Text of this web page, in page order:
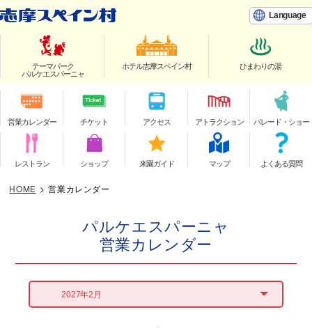
Language
テーマパーク
パルケエスパーニャ
ホテル志摩スペイン村 ひまわりの湯
営業カレンダー チケット アクセス アトラクション パレード・ショー
レストラン ショップ 来園ガイド マップ よくある質問
HOME > 営業カレンダー
パルケエスパーニャ
営業カレンダー